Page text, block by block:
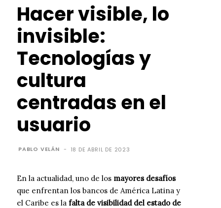
Hacer visible, lo
invisible:
Tecnologías y
cultura
centradas en el
usuario
PABLO VELÁN - 18 DE ABRIL DE 2023
En la actualidad, uno de los mayores desafíos
que enfrentan los bancos de América Latina y
el Caribe es la falta de visibilidad del estado de